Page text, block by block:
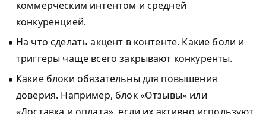
коммерческим интентом и средней
конкуренцией.
На что сделать акцент в контенте. Какие боли и
триггеры чаще всего закрывают конкуренты.
Какие блоки обязательны для повышения
доверия. Например, блок «Отзывы» или